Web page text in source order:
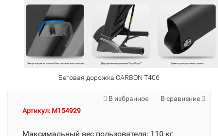
Беговая дорожка CARBON T406
В избранное
В сравнение
Артикул: M154929
Максимальный вес пользователя: 110 кг